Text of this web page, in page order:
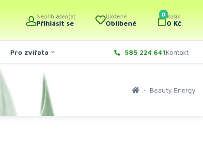
Nepřihlášen(a)
Přihlásit se
Uložené
Oblíbené
0 Košík
0 Kč
Pro zvířata 585 224 641Kontakt
Beauty Energy